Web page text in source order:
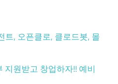
트, 오픈클로, 클로드봇, 몰
지원받고 창업하자!! 예비